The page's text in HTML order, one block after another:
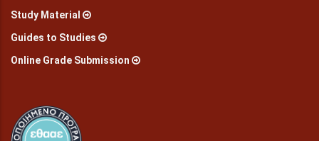
Study Material
Guides to Studies
Online Grade Submission